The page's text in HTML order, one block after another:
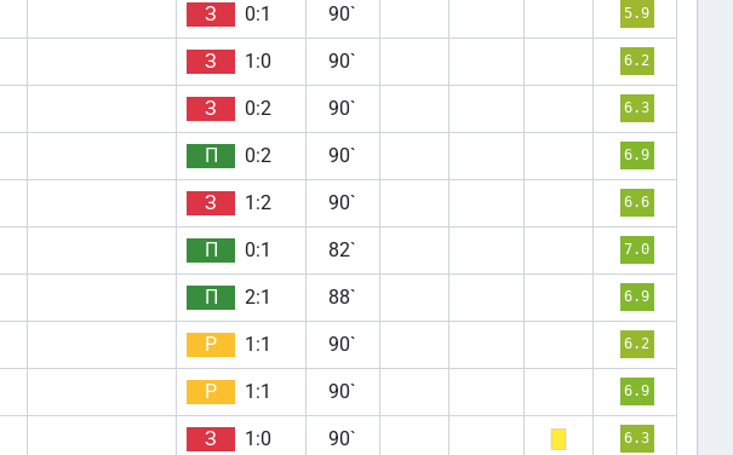
З 0:1 90` 5.9
З 1:0 90` 6.2
З 0:2 90` 6.3
П 0:2 90` 6.9
З 1:2 90` 6.6
П 0:1 82` 7.0
П 2:1 88` 6.9
Р 1:1 90` 6.2
Р 1:1 90` 6.9
З 1:0 90` 6.3